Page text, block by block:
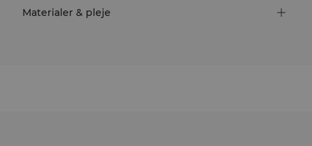
Materialer & pleje